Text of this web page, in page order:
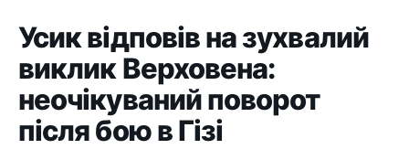
Усик відповів на зухвалий
виклик Верховена:
неочікуваний поворот
після бою в Гізі